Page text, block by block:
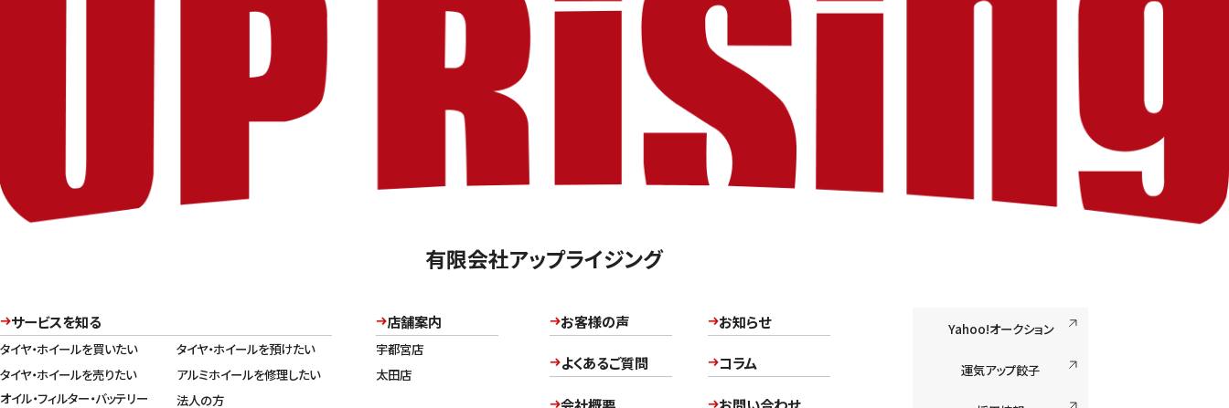
有限会社アップライジング
サービスを知る
タイヤ・ホイールを買いたい
タイヤ・ホイールを預けたい
タイヤ・ホイールを売りたい
アルミホイールを修理したい
オイル・フィルター・バッテリー
法人の方
店舗案内
宇都宮店
太田店
お客様の声 お知らせ
よくあるご質問 コラム
Yahoo!オークション
運気アップ餃子